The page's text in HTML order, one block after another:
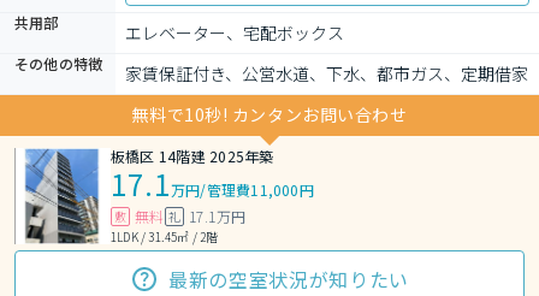
共用部
エレベーター、宅配ボックス
その他の特徴
家賃保証付き、公営水道、下水、都市ガス、定期借家
無料で10秒! カンタンお問い合わせ
板橋区 14階建 2025年築
17.1万円/管理費11,000円
敷 無料 礼 17.1万円
1LDK / 31.45㎡ / 2階
最新の空室状況が知りたい